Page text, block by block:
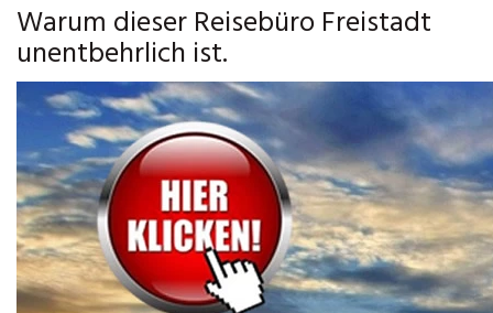
Warum dieser Reisebüro Freistadt
unentbehrlich ist.